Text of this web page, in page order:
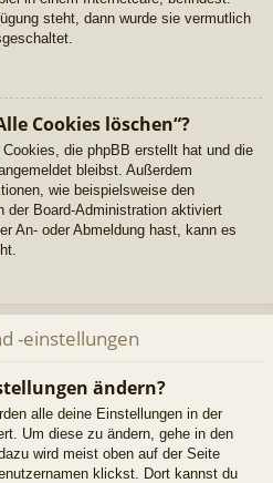
steht, dann wurde sie vermutlich
Cookies löschen“?
Cookies, die phpBB erstellt hat und die
bleibst. Außerdem
wie beispielsweise den
der Board-Administration aktiviert
An- oder Abmeldung hast, kann es
-einstellungen
ändern?
alle deine Einstellungen in der
Um diese zu ändern, gehe in den
wird meist oben auf der Seite
klickst. Dort kannst du